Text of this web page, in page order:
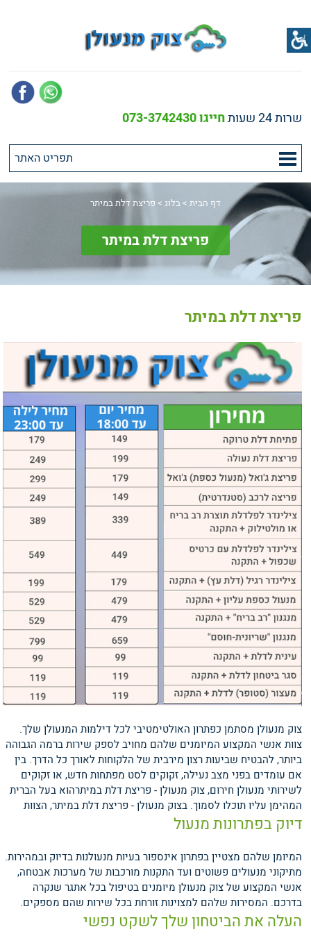
שרות 24 שעות חייגו 073-3742430
דף הבית >בלוג > פריצת דלת במיתר
פריצת דלת במיתר
פריצת דלת במיתר
צוק מנעולן מסתמן כפתרון האולטימטיבי לכל דילמות המנעולן שלך.
צוות אנשי המקצוע המיומנים שלהם מחויב לספק שירות ברמה הגבוהה
ביותר, להבטיח שביעות רצון מירבית של הלקוחות לאורך כל הדרך. בין
אם עומדים בפני מצב נעילה, זקוקים לסט מפתחות חדש, או זקוקים
לשירותי מנעולן חירום, צוק מנעולן - פריצת דלת במיתרהוא בעל הברית
המהימן עליו תוכלו לסמוך.
דיוק בפתרונות מנעול
בצוק מנעולן - פריצת דלת במיתר, הצוות
המיומן שלהם מצטיין בפתרון אינספור בעיות מנעולנות בדיוק ובמהירות.
מתיקוני מנעולים פשוטים ועד התקנות מורכבות של מערכות אבטחה,
אנשי המקצוע של צוק מנעולן מיומנים בטיפול בכל אתגר שנקרה
בדרכם. המסירות שלהם למצוינות זורחת בכל שירות שהם מספקים.
העלה את הביטחון שלך לשקט נפשי